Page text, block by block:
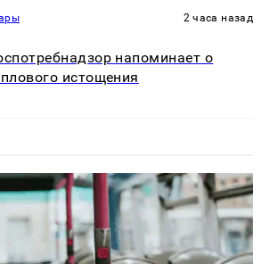
2 часа назад
напоминает о
истощения